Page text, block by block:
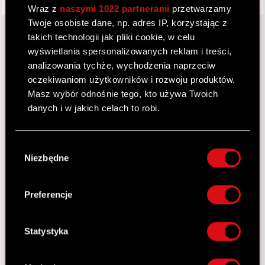
Wraz z naszymi 1022 partnerami przetwarzamy
Twoje osobiste dane, np. adres IP, korzystając z
takich technologii jak pliki cookie, w celu
wyświetlania spersonalizowanych reklam i treści,
analizowania tychże, wychodzenia naprzeciw
oczekiwaniom użytkowników i rozwoju produktów.
Masz wybór odnośnie tego, kto używa Twoich
danych i w jakich celach to robi.
Gromadzić dane dotyczące Twojej
lokalizacji geograficznej z dokładnością nawet
Identyfikować Twoje urządzenie, aktywnie
analizując charakteryzującego je zbiory
palca)
osobiste dane są przetwarzane oraz ustaw własne
zgody
Niezbędne
Preferencje
Statystyka
O CD PROJEKT
Grupa Kapitałowa
Nasz biznes
Inwestorzy
Zrównoważony rozwój
Kariera